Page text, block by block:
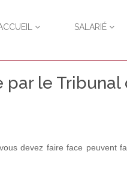
SALARIÉ
par le Tribunal
devez faire face peuvent